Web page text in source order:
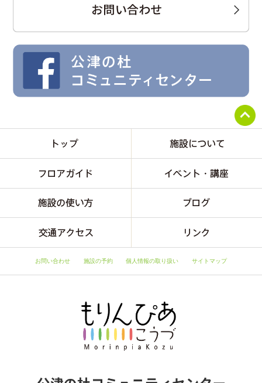
お問い合わせ 施設の予約 個人情報の取り扱い サイトマップ